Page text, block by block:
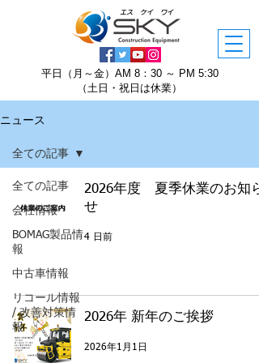
エス ケイ ワイ
平日（月～金）AM 8：30 ～ PM 5:30
​（土日・祝日は休業）
ニュース
全ての記事
会社情報
BOMAG製品情
報
中古車情報
リコール情報
/ 改善対策情
報
全ての記事
2026年度 夏季休業のお知ら
せ
4 日前
2026年 新年のご挨拶
2026年1月1日